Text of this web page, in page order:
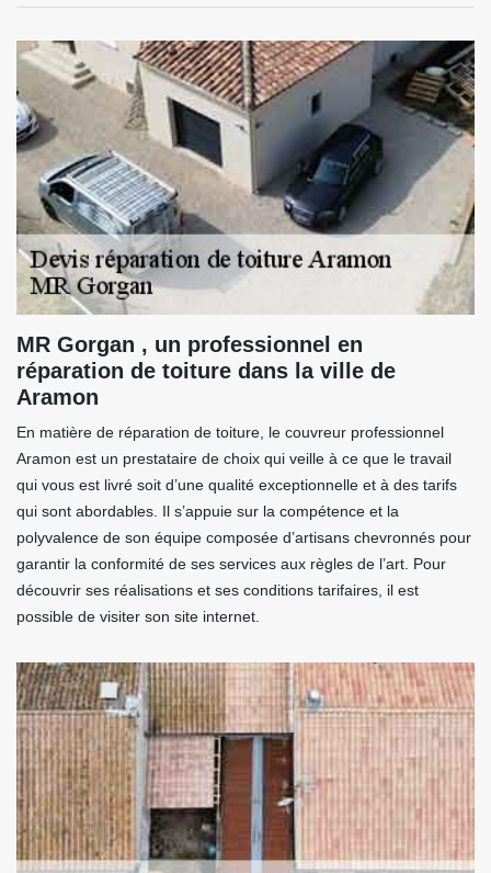
MR Gorgan , un professionnel en
réparation de toiture dans la ville de
Aramon
En matière de réparation de toiture, le couvreur professionnel
Aramon est un prestataire de choix qui veille à ce que le travail
qui vous est livré soit d’une qualité exceptionnelle et à des tarifs
qui sont abordables. Il s’appuie sur la compétence et la
polyvalence de son équipe composée d’artisans chevronnés pour
garantir la conformité de ses services aux règles de l’art. Pour
découvrir ses réalisations et ses conditions tarifaires, il est
possible de visiter son site internet.